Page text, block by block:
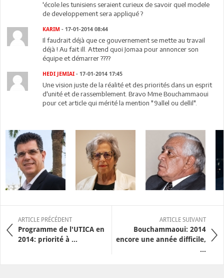
'école.les tunisiens seraient curieux de savoir quel modele
de developpement sera appliqué ?
KARIM - 17-01-2014 08:44
Il faudrait déjà que ce gouvernement se mette au travail
déjà ! Au fait ill. Attend quoi Jomaa pour annoncer son
équipe et démarrer ????
HEDI JEMIAI - 17-01-2014 17:45
Une vision juste de la réalité et des priorités dans un esprit
d'unité et de rassemblement. Bravo Mme Bouchammaoui
pour cet article qui mérité la mention "9allel ou dellil".
ARTICLE PRÉCÉDENT
Programme de l'UTICA en
2014: priorité à ...
ARTICLE SUIVANT
Bouchammaoui: 2014
encore une année difficile,
...